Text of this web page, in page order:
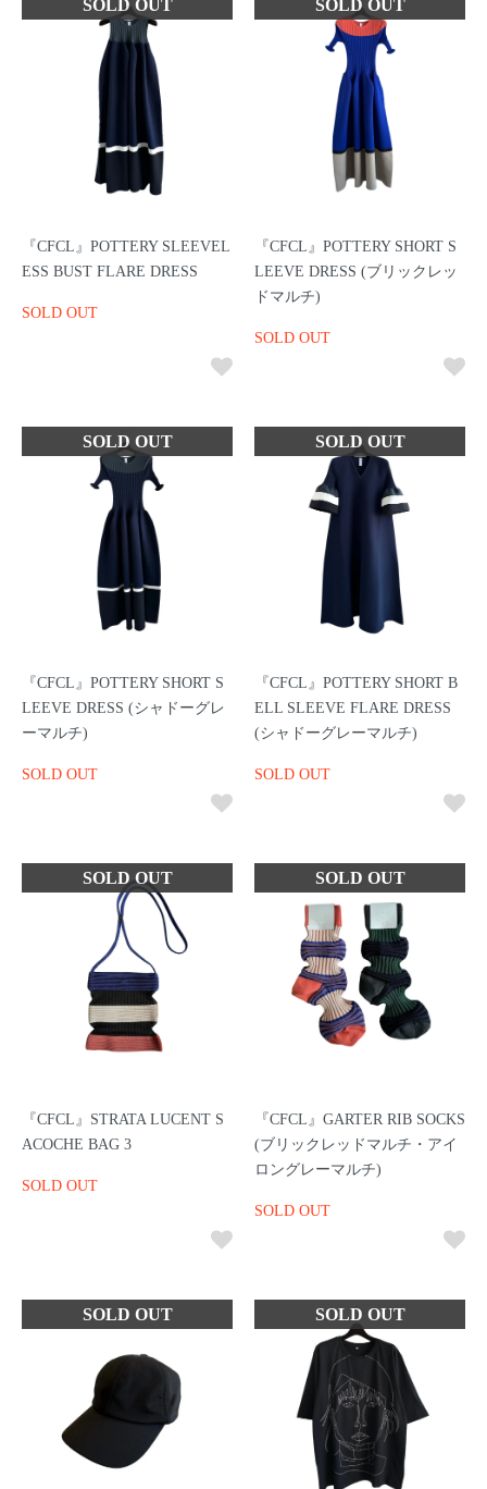
『CFCL』POTTERY SLEEVEL
ESS BUST FLARE DRESS
SOLD OUT
『CFCL』POTTERY SHORT S
LEEVE DRESS (ブリックレッ
ドマルチ)
SOLD OUT
『CFCL』POTTERY SHORT S
LEEVE DRESS (シャドーグレ
ーマルチ)
SOLD OUT
『CFCL』POTTERY SHORT B
ELL SLEEVE FLARE DRESS
(シャドーグレーマルチ)
SOLD OUT
『CFCL』STRATA LUCENT S
ACOCHE BAG 3
SOLD OUT
『CFCL』GARTER RIB SOCKS
(ブリックレッドマルチ・アイ
ロングレーマルチ)
SOLD OUT